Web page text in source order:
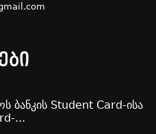
ბანკის Student Card-ისა
...